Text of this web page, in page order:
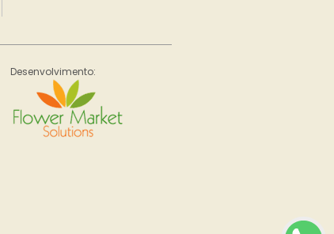
Desenvolvimento: